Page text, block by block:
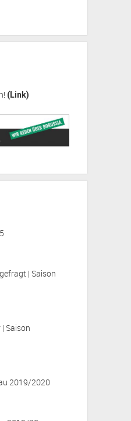
(Link)
| Saison
Saison
2019/2020